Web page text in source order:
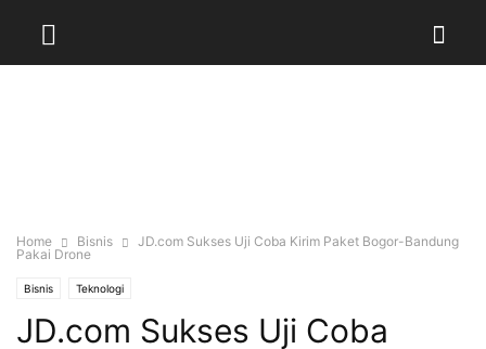
Home Bisnis
JD.com Sukses Uji Coba Kirim Paket Bogor-Bandung
Pakai Drone
Bisnis Teknologi
JD.com Sukses Uji Coba